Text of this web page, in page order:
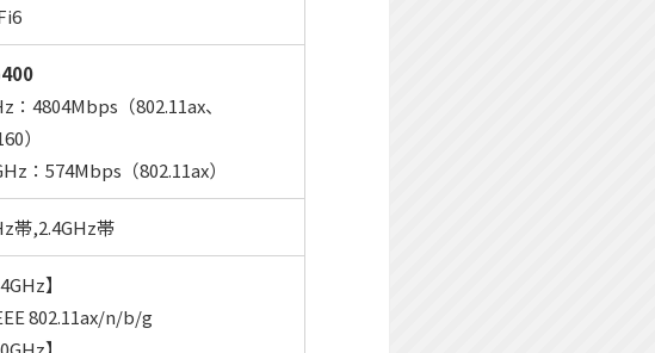
：4804Mbps（802.11ax、
）
：574Mbps（802.11ax）
帯,2.4GHz帯
】
802.11ax/n/b/g